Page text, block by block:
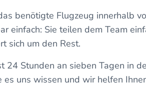
benötigte Flugzeug innerhalb
einfach: Sie teilen dem Team
sich um den Rest.
24 Stunden an sieben Tagen in
es uns wissen und wir helfen